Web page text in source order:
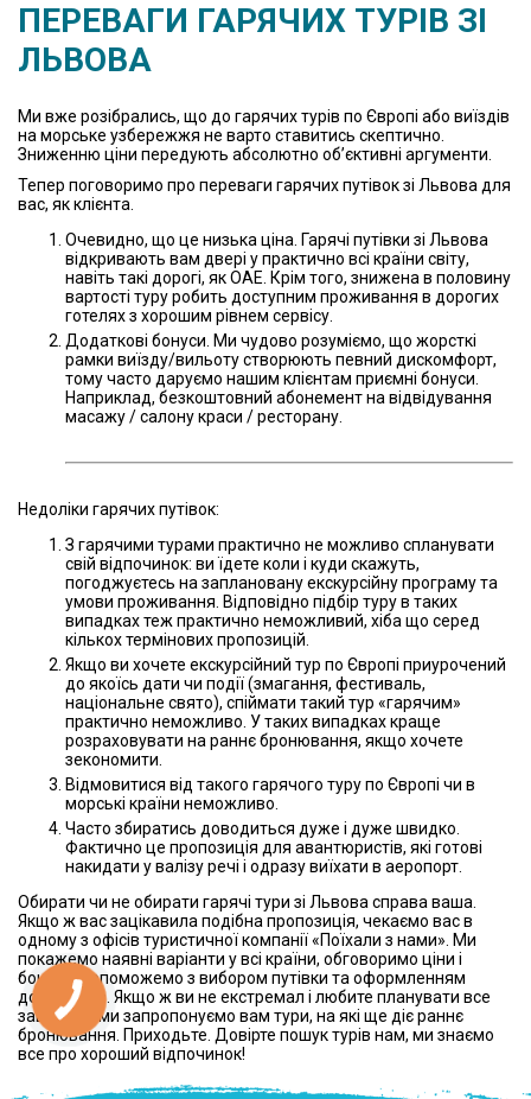
ПЕРЕВАГИ ГАРЯЧИХ ТУРІВ ЗІ
ЛЬВОВА
Ми вже розібрались, що до гарячих турів по Європі або виїздів
на морське узбережжя не варто ставитись скептично.
Зниженню ціни передують абсолютно об’єктивні аргументи.
Тепер поговоримо про переваги гарячих путівок зі Львова для
вас, як клієнта.
Очевидно, що це низька ціна. Гарячі путівки зі Львова
відкривають вам двері у практично всі країни світу,
навіть такі дорогі, як ОАЕ. Крім того, знижена в половину
вартості туру робить доступним проживання в дорогих
готелях з хорошим рівнем сервісу.
Додаткові бонуси. Ми чудово розуміємо, що жорсткі
рамки виїзду/вильоту створюють певний дискомфорт,
тому часто даруємо нашим клієнтам приємні бонуси.
Наприклад, безкоштовний абонемент на відвідування
масажу / салону краси / ресторану.
Недоліки гарячих путівок:
З гарячими турами практично не можливо спланувати
свій відпочинок: ви їдете коли і куди скажуть,
погоджуєтесь на заплановану екскурсійну програму та
умови проживання. Відповідно підбір туру в таких
випадках теж практично неможливий, хіба що серед
кількох термінових пропозицій.
Якщо ви хочете екскурсійний тур по Європі приурочений
до якоїсь дати чи події (змагання, фестиваль,
національне свято), спіймати такий тур «гарячим»
практично неможливо. У таких випадках краще
розраховувати на раннє бронювання, якщо хочете
зекономити.
Відмовитися від такого гарячого туру по Європі чи в
морські країни неможливо.
Часто збиратись доводиться дуже і дуже швидко.
Фактично це пропозиція для авантюристів, які готові
накидати у валізу речі і одразу виїхати в аеропорт.
Обирати чи не обирати гарячі тури зі Львова справа ваша.
Якщо ж вас зацікавила подібна пропозиція, чекаємо вас в
одному з офісів туристичної компанії «Поїхали з нами». Ми
покажемо наявні варіанти у всі країни, обговоримо ціни і
бонуси, допоможемо з вибором путівки та оформленням
документів. Якщо ж ви не екстремал і любите планувати все
завчасно, ми запропонуємо вам тури, на які ще діє раннє
бронювання. Приходьте. Довірте пошук турів нам, ми знаємо
все про хороший відпочинок!